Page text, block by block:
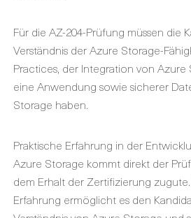
Für die AZ-204-Prüfung müssen die
Verständnis der Azure Storage-
Practices, der Integration von
eine Anwendung sowie sicherer
Storage haben.
Praktische Erfahrung in der
Azure Storage kommt direkt der
dem Erhalt der Zertifizierung
Erfahrung ermöglicht es den